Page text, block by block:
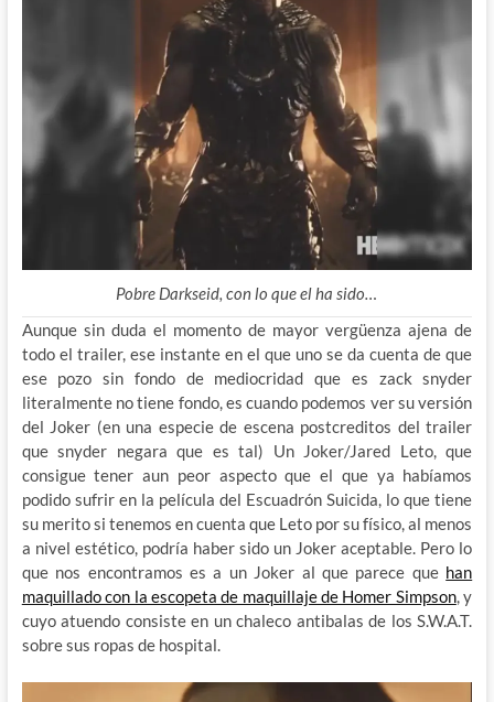
Pobre Darkseid, con lo que el ha sido…
Aunque sin duda el momento de mayor vergüenza ajena de
todo el trailer, ese instante en el que uno se da cuenta de que
ese pozo sin fondo de mediocridad que es zack snyder
literalmente no tiene fondo, es cuando podemos ver su versión
del Joker (en una especie de escena postcreditos del trailer
que snyder negara que es tal) Un Joker/Jared Leto, que
consigue tener aun peor aspecto que el que ya habíamos
podido sufrir en la película del Escuadrón Suicida, lo que tiene
su merito si tenemos en cuenta que Leto por su físico, al menos
a nivel estético, podría haber sido un Joker aceptable. Pero lo
que nos encontramos es a un Joker al que parece que han
maquillado con la escopeta de maquillaje de Homer Simpson, y
cuyo atuendo consiste en un chaleco antibalas de los S.W.A.T.
sobre sus ropas de hospital.